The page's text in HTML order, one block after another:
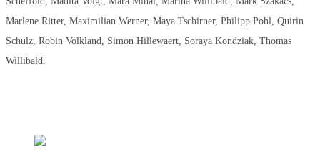
Marlene Ritter, Maximilian Werner, Maya Tschirner, Philipp Pohl, Quirin
Schulz, Robin Volkland, Simon Hillewaert, Soraya Kondziak, Thomas
Willibald.